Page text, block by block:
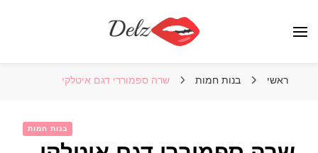
ראשי בנות חמות שרה ספמוררי דגם איטלקי
בנות חמות